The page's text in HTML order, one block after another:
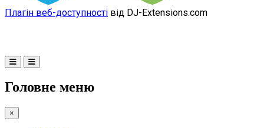
Плагін веб-доступності від DJ-Extensions.com
Головне меню
×